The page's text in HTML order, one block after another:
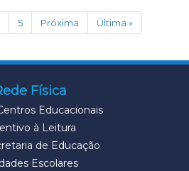
5 Próxima Última »
Física
Educacionais
à Leitura
de Educação
Escolares